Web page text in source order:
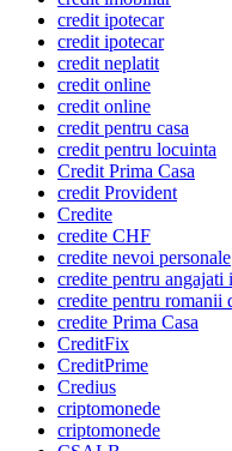
credit ipotecar
credit ipotecar
credit neplatit
credit online
credit online
credit pentru casa
credit pentru locuinta
Credit Prima Casa
credit Provident
Credite
credite CHF
credite nevoi personale
credite pentru angajati
credite pentru romanii
credite Prima Casa
CreditFix
CreditPrime
Credius
criptomonede
criptomonede